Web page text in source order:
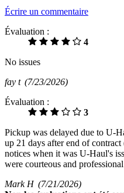
Écrire un commentaire
Évaluation :
4
No issues
fay t (7/23/2026)
Évaluation :
3
Pickup was delayed due to U-
up 21 days after end of
notices when it was U-Haul's
were courteous and
Mark H (7/21/2026)